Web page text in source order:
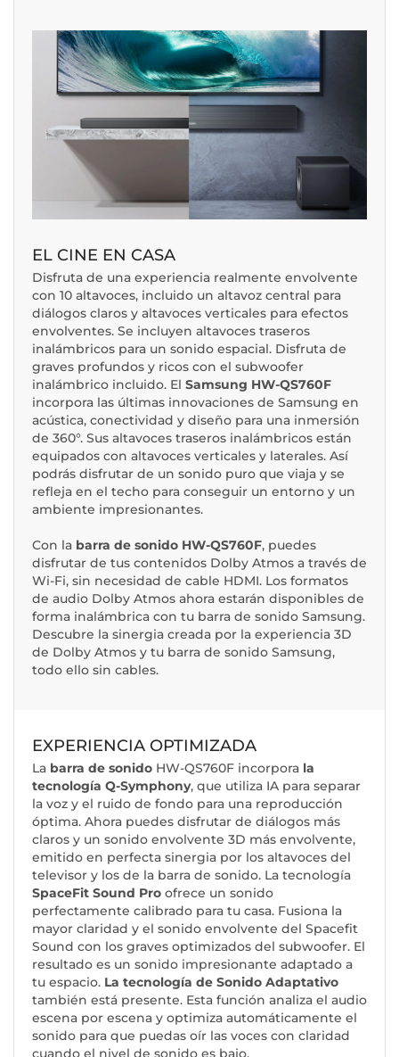
EL CINE EN CASA
Disfruta de una experiencia realmente envolvente
con 10 altavoces, incluido un altavoz central para
diálogos claros y altavoces verticales para efectos
envolventes. Se incluyen altavoces traseros
inalámbricos para un sonido espacial. Disfruta de
graves profundos y ricos con el subwoofer
inalámbrico incluido. El Samsung HW-QS760F
incorpora las últimas innovaciones de Samsung en
acústica, conectividad y diseño para una inmersión
de 360°. Sus altavoces traseros inalámbricos están
equipados con altavoces verticales y laterales. Así
podrás disfrutar de un sonido puro que viaja y se
refleja en el techo para conseguir un entorno y un
ambiente impresionantes.
Con la barra de sonido HW-QS760F, puedes
disfrutar de tus contenidos Dolby Atmos a través de
Wi-Fi, sin necesidad de cable HDMI. Los formatos
de audio Dolby Atmos ahora estarán disponibles de
forma inalámbrica con tu barra de sonido Samsung.
Descubre la sinergia creada por la experiencia 3D
de Dolby Atmos y tu barra de sonido Samsung,
todo ello sin cables.
EXPERIENCIA OPTIMIZADA
La barra de sonido HW-QS760F incorpora la
tecnología Q-Symphony, que utiliza IA para separar
la voz y el ruido de fondo para una reproducción
óptima. Ahora puedes disfrutar de diálogos más
claros y un sonido envolvente 3D más envolvente,
emitido en perfecta sinergia por los altavoces del
televisor y los de la barra de sonido. La tecnología
SpaceFit Sound Pro ofrece un sonido
perfectamente calibrado para tu casa. Fusiona la
mayor claridad y el sonido envolvente del Spacefit
Sound con los graves optimizados del subwoofer. El
resultado es un sonido impresionante adaptado a
tu espacio. La tecnología de Sonido Adaptativo
también está presente. Esta función analiza el audio
escena por escena y optimiza automáticamente el
sonido para que puedas oír las voces con claridad
cuando el nivel de sonido es bajo.